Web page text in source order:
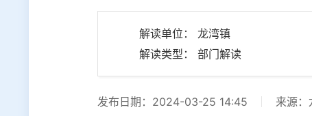
解读单位： 龙湾镇
解读类型： 部门解读
发布日期：2024-03-25 14:45 来源：